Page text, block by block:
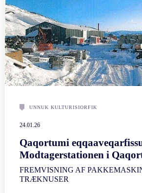
UNNUK KULTURISIORFIK
24.01.26
Qaqortumi
Modtagerstationen i
FREMVISNING AF
TRÆKNUSER